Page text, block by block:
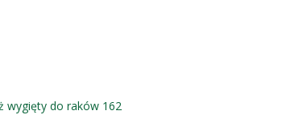
wygięty do raków 162